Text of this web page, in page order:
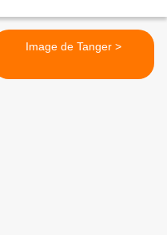
Image de Tanger >